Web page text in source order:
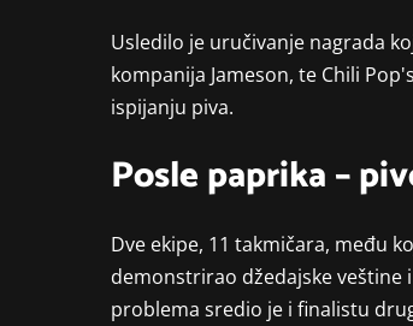
Usledilo je uručivanje nagrada
kompanija Jameson, te Chili
ispijanju piva.
Posle paprika –
Dve ekipe, 11 takmičara, među
demonstrirao džedajske veštine
problema sredio je i finalistu